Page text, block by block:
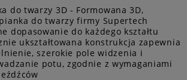
do twarzy 3D - Formowana 3D,
do twarzy firmy Supertech
dopasowanie do każdego kształtu
ukształtowana konstrukcja zapewnia
szerokie pole widzenia i
potu, zgodnie z wymaganiami